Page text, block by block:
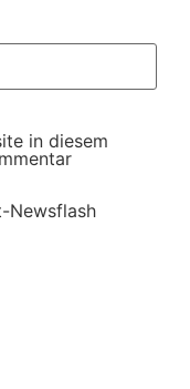
in diesem
Newsflash